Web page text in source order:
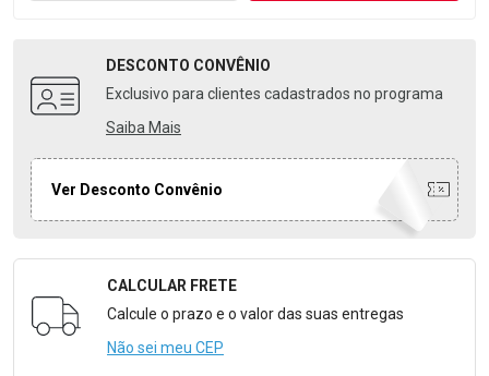
DESCONTO CONVÊNIO
Exclusivo para clientes cadastrados no programa
Saiba Mais
Ver Desconto Convênio
Formulário para Calcular o Frete
CALCULAR FRETE
Calcule o prazo e o valor das suas entregas
Não sei meu CEP